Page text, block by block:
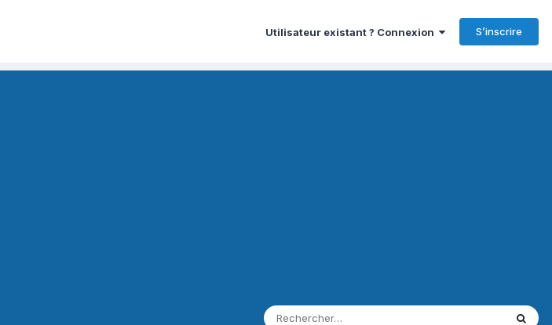
Utilisateur existant ? Connexion S’inscrire